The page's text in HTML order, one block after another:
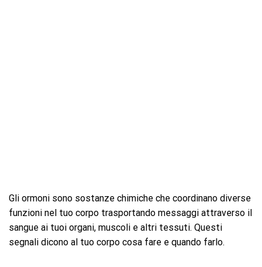
Gli ormoni sono sostanze chimiche che coordinano diverse
funzioni nel tuo corpo trasportando messaggi attraverso il
sangue ai tuoi organi, muscoli e altri tessuti. Questi
segnali dicono al tuo corpo cosa fare e quando farlo.